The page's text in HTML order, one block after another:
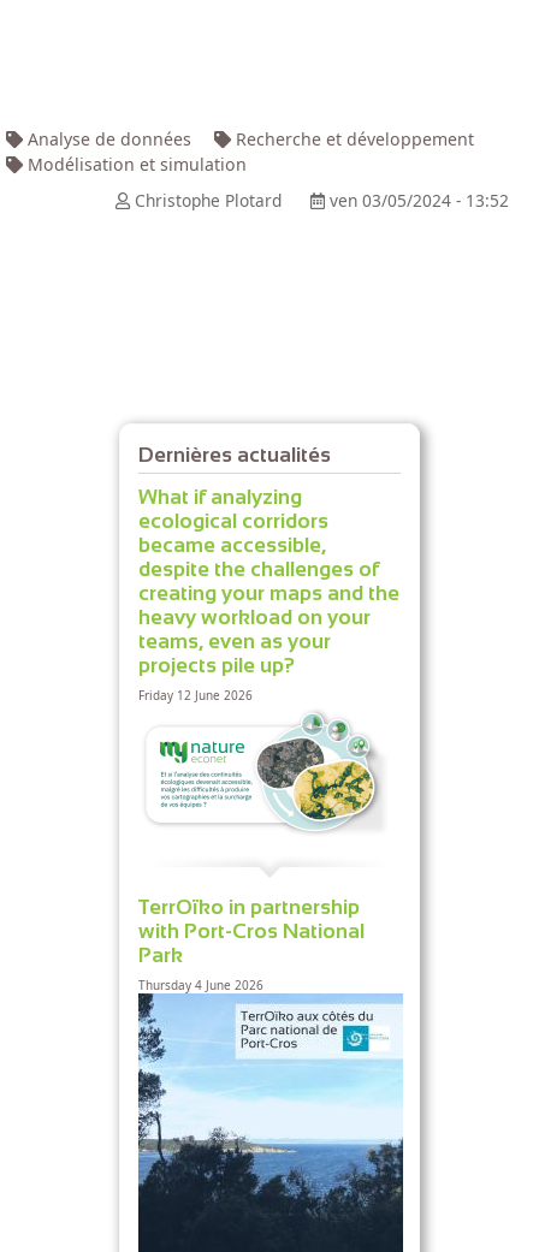
Analyse de données
Recherche et développement
Modélisation et simulation
Christophe Plotard
ven 03/05/2024 - 13:52
Dernières actualités
What if analyzing
ecological corridors
became accessible,
despite the challenges of
creating your maps and the
heavy workload on your
teams, even as your
projects pile up?
Friday 12 June 2026
TerrOïko in partnership
with Port-Cros National
Park
Thursday 4 June 2026